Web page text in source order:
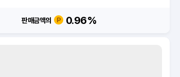
판매금액의 0.96%